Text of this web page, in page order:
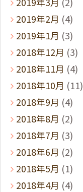
2019年2月 (4)
2019年1月 (3)
2018年12月 (3)
2018年11月 (4)
2018年10月 (11)
2018年9月 (4)
2018年8月 (2)
2018年7月 (3)
2018年6月 (2)
2018年5月 (1)
2018年4月 (4)